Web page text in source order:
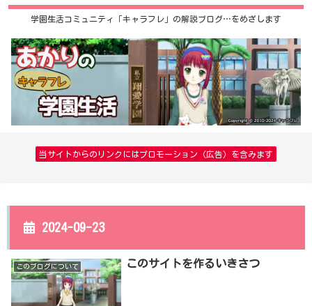
学園生活コミュニティ「キャラフレ」の解説ブログ…をめざします
当サイトからのリンクにはプロモーション（広告）を含みます
2024-09-23
このブログについて このサイトを作るいきさつ